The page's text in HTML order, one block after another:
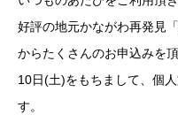
好評の地元かながわ再発見
からたくさんのお申込みを
10日(土)をもちまして、個
す。